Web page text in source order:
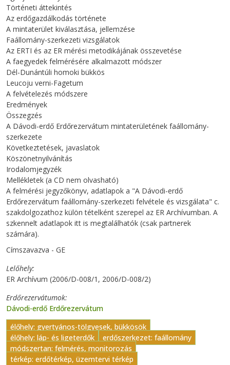
Történeti áttekintés
Az erdőgazdálkodás története
A mintaterület kiválasztása, jellemzése
Faállomány-szerkezeti vizsgálatok
Az ERTI és az ER mérési metodikájának összevetése
A faegyedek felmérésére alkalmazott módszer
Dél-Dunántúli homoki bükkös
Leucoju verni-Fagetum
A felvételezés módszere
Eredmények
Összegzés
A Dávodi-erdő Erdőrezervátum mintaterületének faállomány-
szerkezete
Következtetések, javaslatok
Köszönetnyilvánítás
Irodalomjegyzék
Mellékletek (a CD nem olvasható)
A felmérési jegyzőkönyv, adatlapok a "A Dávodi-erdő
Erdőrezervátum faállomány-szerkezeti felvétele és vizsgálata" c.
szakdolgozathoz külön tételként szerepel az ER Archívumban. A
szkennelt adatlapok itt is megtalálhatók (csak partnerek
számára).
Címszavazva - GE
Lelőhely
ER Archívum (2006/D-008/1, 2006/D-008/2)
Erdőrezervátumok
Dávodi-erdő Erdőrezervátum
élőhely: gyertyános-tölgyesek, bükkösök
élőhely: láp- és ligeterdők
erdőszerkezet: faállomány
módszertan: felmérés, monitorozás
térkép: erdőtérkép, üzemtervi térkép